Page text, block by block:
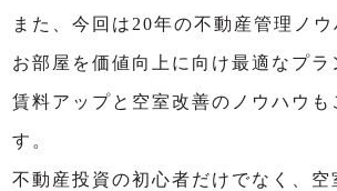
また、今回は20年の不動産管理ノウ
お部屋を価値向上に向け最適なプラ
賃料アップと空室改善のノウハウも
す。
不動産投資の初心者だけでなく、空